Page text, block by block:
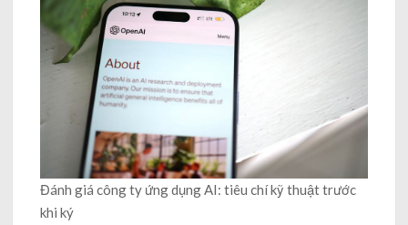
Đánh giá công ty ứng dụng AI: tiêu chí kỹ thuật trước
khi ký